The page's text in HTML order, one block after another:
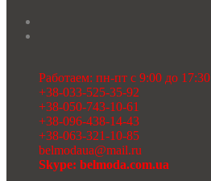
Работаем: пн-пт с 9:00 до 17:30
+38-033-525-35-92
+38-050-743-10-61
+38-096-438-14-43
+38-063-321-10-85
belmodaua@mail.ru
Skype: belmoda.com.ua